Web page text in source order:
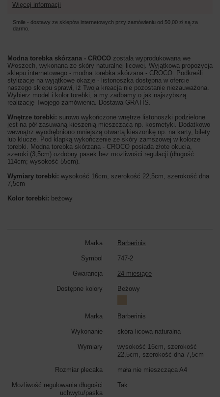
Więcej informacji
Smile - dostawy ze sklepów internetowych przy zamówieniu od 50,00 zł są za
darmo.
Modna torebka skórzana - CROCO została wyprodukowana we
Włoszech, wykonana ze skóry naturalnej licowej. Wyjątkowa propozycja
sklepu internetowego - modna torebka skórzana - CROCO. Podkreśli
stylizacje na wyjątkowe okazje - listonoszka dostępna w ofercie
naszego sklepu sprawi, iż Twoja kreacja nie pozostanie niezauważona.
Wybierz model i kolor torebki, a my zadbamy o jak najszybszą
realizację Twojego zamówienia. Dostawa GRATIS.
Wnętrze torebki: surowo wykończone wnętrze listonoszki podzielone
jest na pół zasuwaną kieszenią mieszczącą np. kosmetyki. Dodatkowo
wewnątrz wyodrębniono mniejszą otwartą kieszonkę np. na karty, bilety
lub klucze. Pod klapką wykończenie ze skóry zamszowej w kolorze
torebki. Modna torebka skórzana - CROCO posiada złote okucia,
szeroki (3,5cm) ozdobny pasek bez możliwości regulacji (długość
114cm; wysokość 55cm).
Wymiary torebki: wysokość 16cm, szerokość 22,5cm, szerokość dna
7,5cm
Kolor torebki: beżowy
Marka Barberinis
Symbol 747-2
Gwarancja 24 miesiące
Dostępne kolory Beżowy
Marka Barberinis
Wykonanie skóra licowa naturalna
Wymiary
wysokość 16cm, szerokość
22,5cm, szerokość dna 7,5cm
Rozmiar plecaka mała nie mieszcząca A4
Możliwość regulowania długości
uchwytu/paska
Tak